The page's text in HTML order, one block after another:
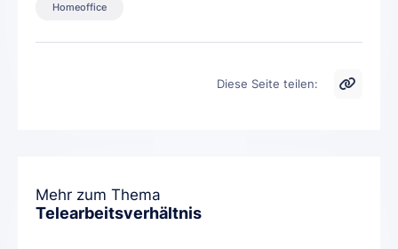
Homeoffice
Diese Seite teilen:
Mehr zum Thema
Telearbeitsverhältnis